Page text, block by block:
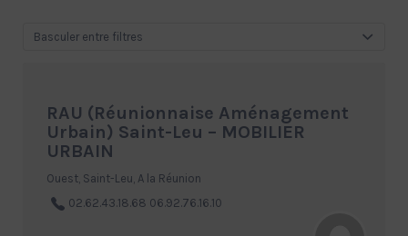
Basculer entre filtres
RAU (Réunionnaise Aménagement
Urbain) Saint-Leu – MOBILIER
URBAIN
Ouest, Saint-Leu, A la Réunion
02.62.43.18.68 06.92.76.16.10